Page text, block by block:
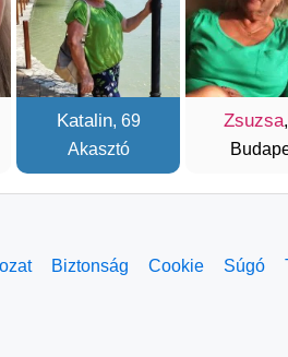
Katalin, 69
Akasztó
Zsuzsa
Biztonság Cookie Súgó